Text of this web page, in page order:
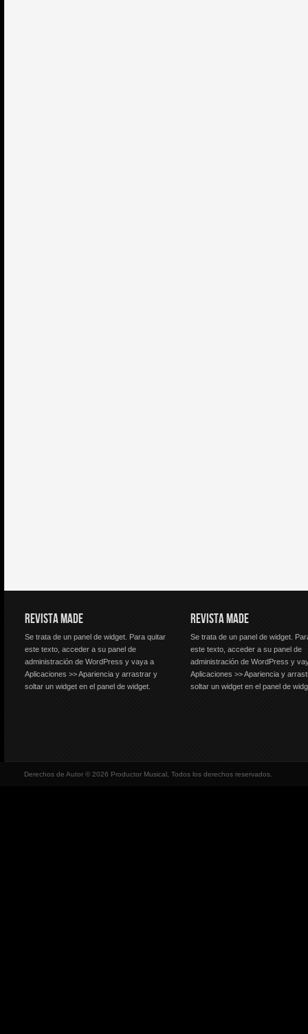
REVISTA MADE
Se trata de un panel de widget. Para quitar
este texto, acceder a su panel de
administración de WordPress y vaya a
Aplicaciones >> Apariencia y arrastrar y
soltar un widget en el panel de widget.
REVISTA MADE
Se trata de un panel de widget.
este texto, acceder a su panel de
administración de WordPress y
Aplicaciones >> Apariencia y
soltar un widget en el panel de
Derechos de Autor © 2026 Productor Musical, Todos los derechos reservados.